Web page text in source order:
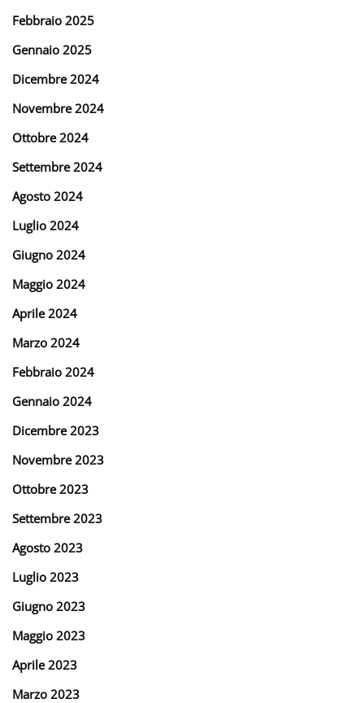
Febbraio 2025
Gennaio 2025
Dicembre 2024
Novembre 2024
Ottobre 2024
Settembre 2024
Agosto 2024
Luglio 2024
Giugno 2024
Maggio 2024
Aprile 2024
Marzo 2024
Febbraio 2024
Gennaio 2024
Dicembre 2023
Novembre 2023
Ottobre 2023
Settembre 2023
Agosto 2023
Luglio 2023
Giugno 2023
Maggio 2023
Aprile 2023
Marzo 2023